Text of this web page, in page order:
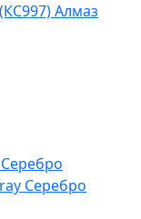
Алмаз
Серебро